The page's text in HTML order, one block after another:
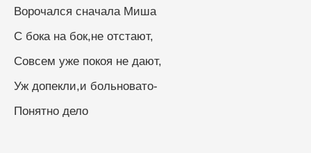
Ворочался сначала Миша
С бока на бок,не отстают,
Совсем уже покоя не дают,
Уж допекли,и больновато-
Понятно дело